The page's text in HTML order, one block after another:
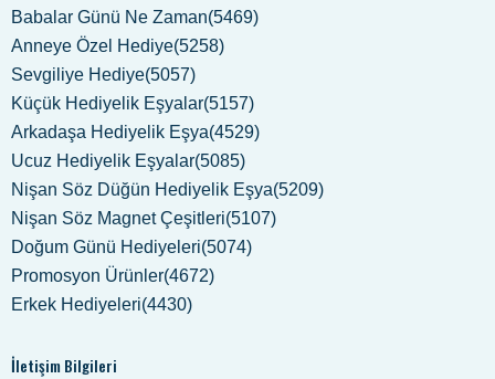
Babalar Günü Ne Zaman(5469)
Anneye Özel Hediye(5258)
Sevgiliye Hediye(5057)
Küçük Hediyelik Eşyalar(5157)
Arkadaşa Hediyelik Eşya(4529)
Ucuz Hediyelik Eşyalar(5085)
Nişan Söz Düğün Hediyelik Eşya(5209)
Nişan Söz Magnet Çeşitleri(5107)
Doğum Günü Hediyeleri(5074)
Promosyon Ürünler(4672)
Erkek Hediyeleri(4430)
İletişim Bilgileri